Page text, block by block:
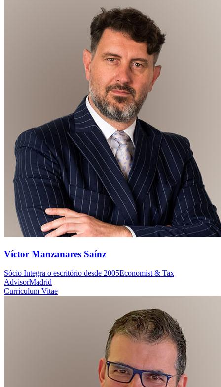
Víctor Manzanares Saínz
Sócio Integra o escritório desde 2005Economist & Tax
AdvisorMadrid
Curriculum Vitae